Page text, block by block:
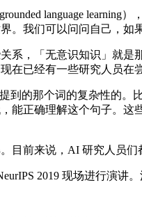
language learning
。我们可以问问自己，
，「无意识知识」就是
在已经有一些研究人员在
的那个词的复杂性的。
能正确理解这个句子。
前来说，AI 研究人员们
2019 现场进行演讲